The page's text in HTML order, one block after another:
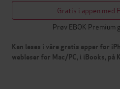
Gratis i appen med
Prøv EBOK Premium
Kan leses i våre gratis apper for
webleser for Mac/PC, i iBooks, på